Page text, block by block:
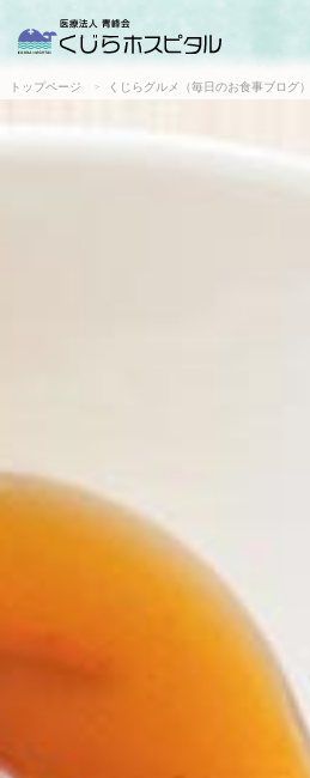
トップページ くじらグルメ（毎日のお食事ブログ）